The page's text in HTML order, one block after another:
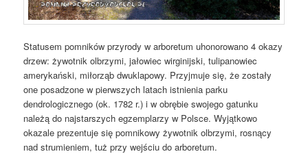
Statusem pomników przyrody w arboretum uhonorowano 4 okazy
drzew: żywotnik olbrzymi, jałowiec wirginijski, tulipanowiec
amerykański, miłorząb dwuklapowy. Przyjmuje się, że zostały
one posadzone w pierwszych latach istnienia parku
dendrologicznego (ok. 1782 r.) i w obrębie swojego gatunku
należą do najstarszych egzemplarzy w Polsce. Wyjątkowo
okazale prezentuje się pomnikowy żywotnik olbrzymi, rosnący
nad strumieniem, tuż przy wejściu do arboretum.